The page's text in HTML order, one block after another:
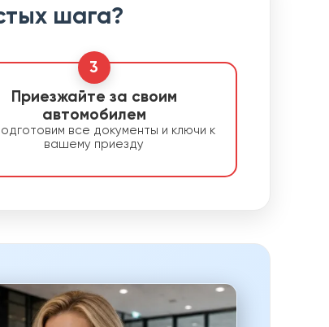
шага?
3
Приезжайте за своим
автомобилем
все документы и ключи к
вашему приезду